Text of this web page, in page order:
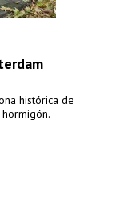
histórica de